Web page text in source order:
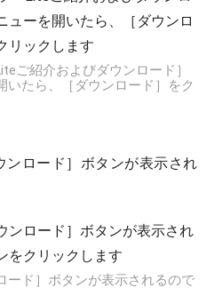
ご紹介およびダウンロード］
いたら、［ダウンロード］をク
ンロード］ボタンが表示され
ード］ボタンが表示されるので